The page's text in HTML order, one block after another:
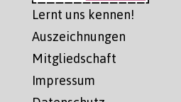
Lernt uns kennen!
Auszeichnungen
Mitgliedschaft
Impressum